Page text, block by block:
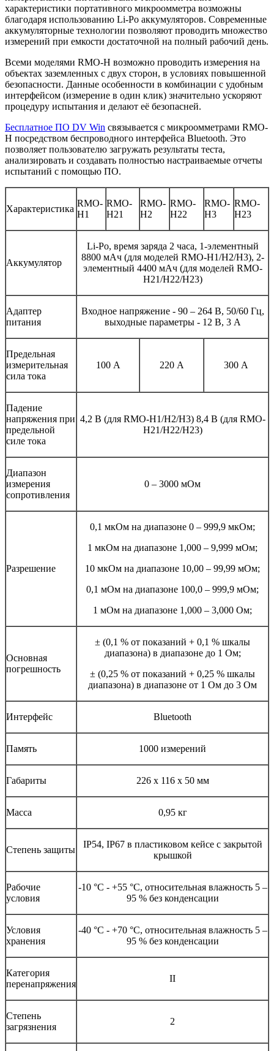
характеристики портативного микроомметра возможны
благодаря использованию Li-Po аккумуляторов. Современные
аккумуляторные технологии позволяют проводить множество
измерений при емкости достаточной на полный рабочий день.
Всеми моделями RMO-H возможно проводить измерения на
объектах заземленных с двух сторон, в условиях повышенной
безопасности. Данные особенности в комбинации с удобным
интерфейсом (измерение в один клик) значительно ускоряют
процедуру испытания и делают её безопасней.
Бесплатное ПО DV Win связывается с микроомметрами RMO-
H посредством беспроводного интерфейса Bluetooth. Это
позволяет пользователю загружать результаты теста,
анализировать и создавать полностью настраиваемые отчеты
испытаний с помощью ПО.
Характеристика
RMO-
H1
RMO-
H21
RMO-
H2
RMO-
H22
RMO-
H3
RMO-
H23
Аккумулятор
Li-Po, время заряда 2 часа, 1-элементный
8800 мАч (для моделей RMO-H1/H2/H3), 2-
элементный 4400 мАч (для моделей RMO-
H21/H22/H23)
Адаптер
питания
Входное напряжение - 90 – 264 В, 50/60 Гц,
выходные параметры - 12 В, 3 А
Предельная
измерительная
сила тока
100 А 220 А 300 А
Падение
напряжения при
предельной
силе тока
4,2 В (для RMO-H1/H2/H3) 8,4 В (для RMO-
H21/H22/H23)
Диапазон
измерения
сопротивления
0 – 3000 мОм
Разрешение
0,1 мкОм на диапазоне 0 – 999,9 мкОм;
1 мкОм на диапазоне 1,000 – 9,999 мОм;
10 мкОм на диапазоне 10,00 – 99,99 мОм;
0,1 мОм на диапазоне 100,0 – 999,9 мОм;
1 мОм на диапазоне 1,000 – 3,000 Ом;
Основная
погрешность
± (0,1 % от показаний + 0,1 % шкалы
диапазона) в диапазоне до 1 Ом;
± (0,25 % от показаний + 0,25 % шкалы
диапазона) в диапазоне от 1 Ом до 3 Ом
Интерфейс Bluetooth
Память 1000 измерений
Габариты 226 x 116 x 50 мм
Масса 0,95 кг
Степень защиты
IP54, IP67 в пластиковом кейсе с закрытой
крышкой
Рабочие
условия
-10 °С - +55 °С, относительная влажность 5 –
95 % без конденсации
Условия
хранения
-40 °С - +70 °С, относительная влажность 5 –
95 % без конденсации
Категория
перенапряжения
II
Степень
загрязнения
2